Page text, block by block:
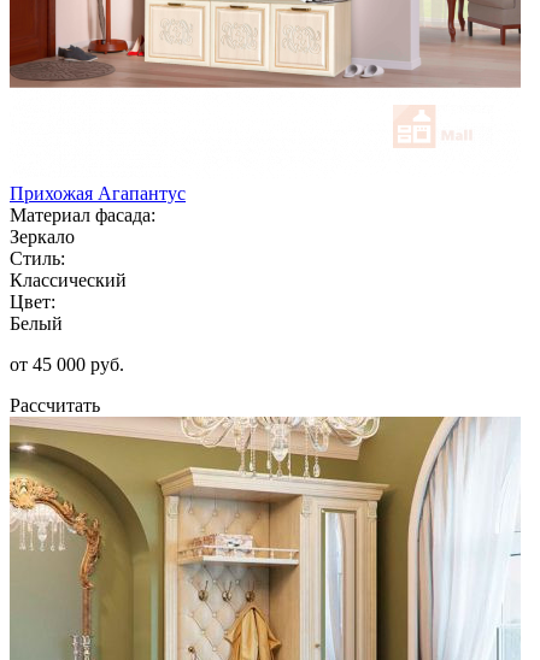
Прихожая Агапантус
Материал фасада:
Зеркало
Стиль:
Классический
Цвет:
Белый
от 45 000 руб.
Рассчитать